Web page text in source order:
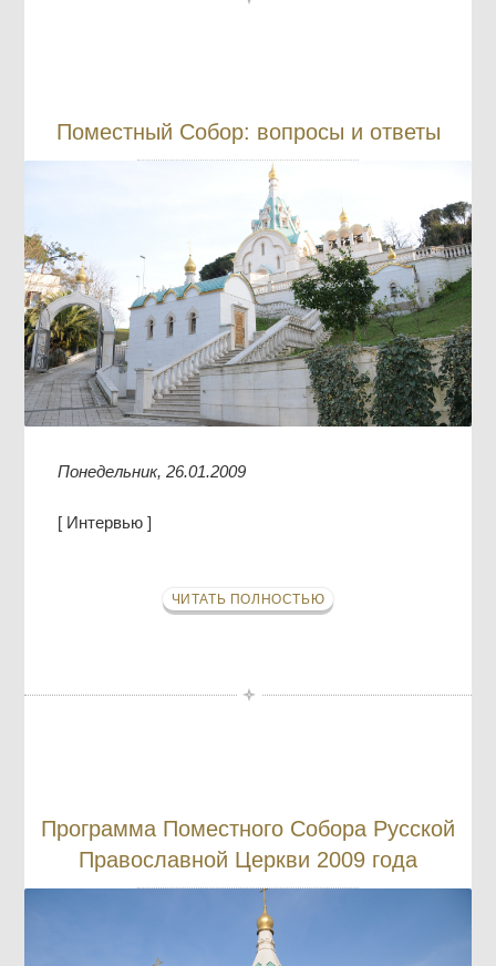
Поместный Собор: вопросы и ответы
Понедельник, 26.01.2009
[ Интервью ]
ЧИТАТЬ ПОЛНОСТЬЮ
Программа Поместного Собора Русской
Православной Церкви 2009 года